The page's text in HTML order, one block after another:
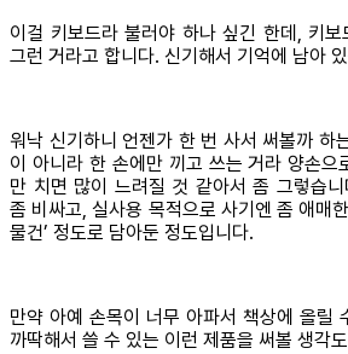
이걸 키보드라 불러야 하나 싶긴 한데, 키
그런 거라고 합니다. 신기해서 기억에 남아
워낙 신기하니 언젠가 한 번 사서 써볼까 하
이 아니라 한 손에만 끼고 쓰는 거라 양손으
만 치면 많이 느려질 것 같아서 좀 그렇습
좀 비싸고, 실사용 목적으로 사기엔 좀 애매
물건’ 정도로 담아둔 정도입니다.
만약 아예 손목이 너무 아파서 책상에 올릴
까딱해서 쓸 수 있는 이런 제품을 써볼 생각